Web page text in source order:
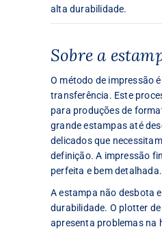
alta durabilidade.
Sobre a
O método de impressão
transferência. Este
para produções de
grande estampas até
delicados que
definição. A impressão
perfeita e bem detalhada.
A estampa não desbota
durabilidade. O plotter
apresenta problemas na